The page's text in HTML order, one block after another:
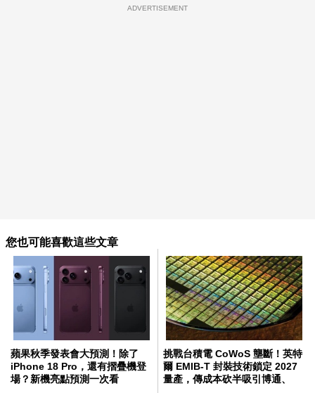
ADVERTISEMENT
您也可能喜歡這些文章
蘋果秋季發表會大預測！除了
iPhone 18 Pro，還有摺疊機登
場？新機亮點預測一次看
挑戰台積電 CoWoS 壟斷！英特
爾 EMIB-T 封裝技術鎖定 2027
量產，傳成本砍半吸引博通、